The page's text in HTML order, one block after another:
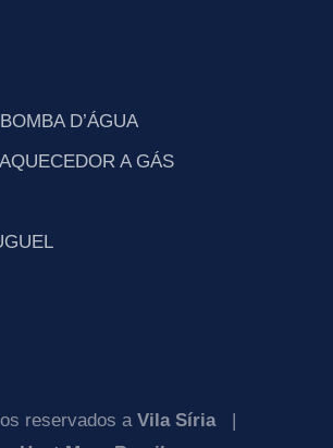
D’ÁGUA
A GÁS
reservados a Vila Síria|